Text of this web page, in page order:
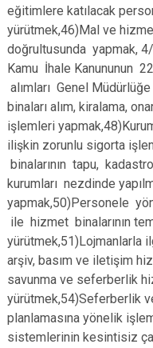
eğitimlere katılacak
yürütmek,46)Mal ve
doğrultusunda yapmak,
Kamu İhale Kanununun
alımları Genel
binaları alım, kiralama,
işlemleri
ilişkin zorunlu sigorta
binalarının tapu,
kurumları nezdinde
yapmak,50)Personele
ile hizmet binalarının
yürütmek,51)Lojmanlarla
arşiv, basım ve iletişim
savunma ve seferberlik
yürütmek,54)Seferberlik
planlamasına yönelik
sistemlerinin kesintisiz